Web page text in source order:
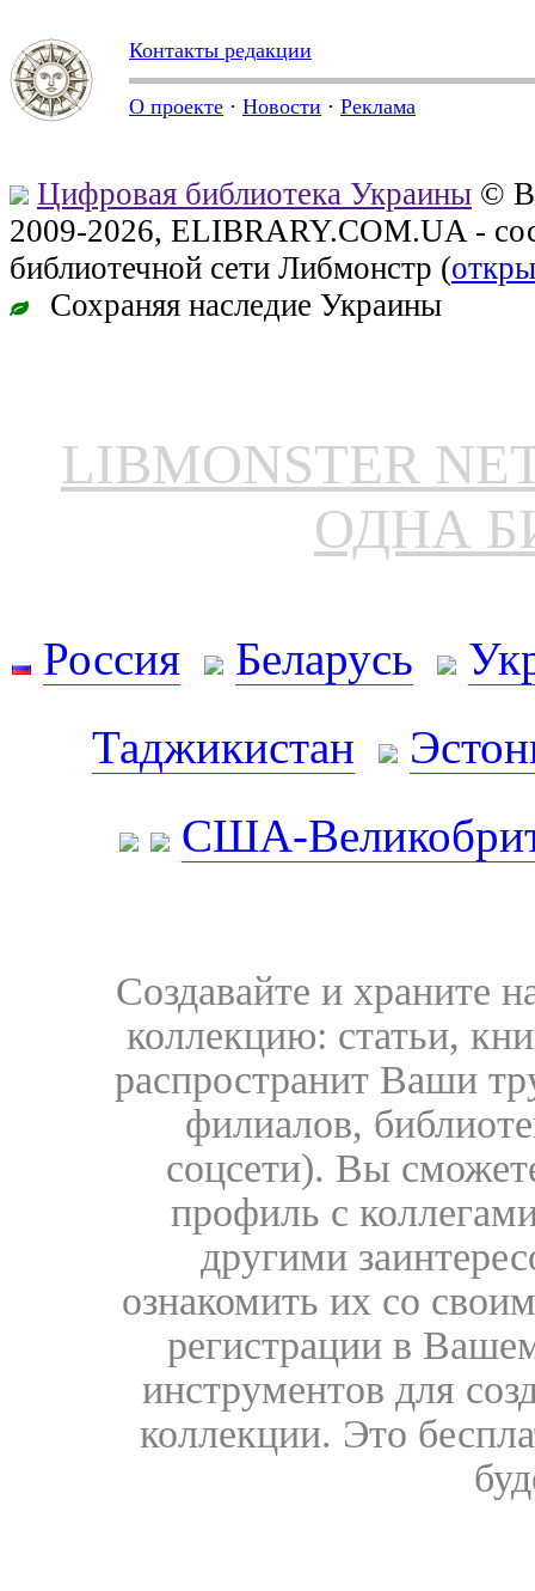
Контакты редакции
О проекте · Новости · Реклама
Цифровая библиотека Украины ©
2009-2026, ELIBRARY.COM.UA -
библиотечной сети Либмонстр (
Сохраняя наследие Украины
LIBMONSTER
ОДНА
Россия Беларусь
Таджикистан
США-
Создавайте и храните
коллекцию: статьи,
распространит Ваши
филиалов,
соцсети). Вы
профиль с
другими
ознакомить их со
регистрации в
инструментов для
коллекции. Это